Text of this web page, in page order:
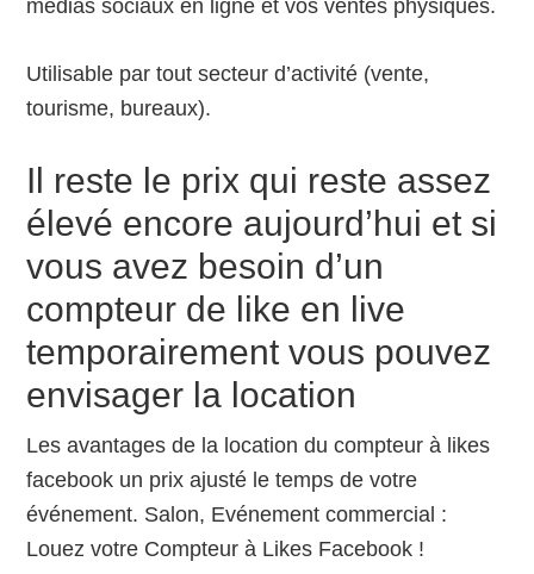
médias sociaux en ligne et vos ventes physiques.
Utilisable par tout secteur d’activité (vente,
tourisme, bureaux).
Il reste le prix qui reste assez
élevé encore aujourd’hui et si
vous avez besoin d’un
compteur de like en live
temporairement vous pouvez
envisager la location
Les avantages de la location du compteur à likes
facebook un prix ajusté le temps de votre
événement. Salon, Evénement commercial :
Louez votre Compteur à Likes Facebook !